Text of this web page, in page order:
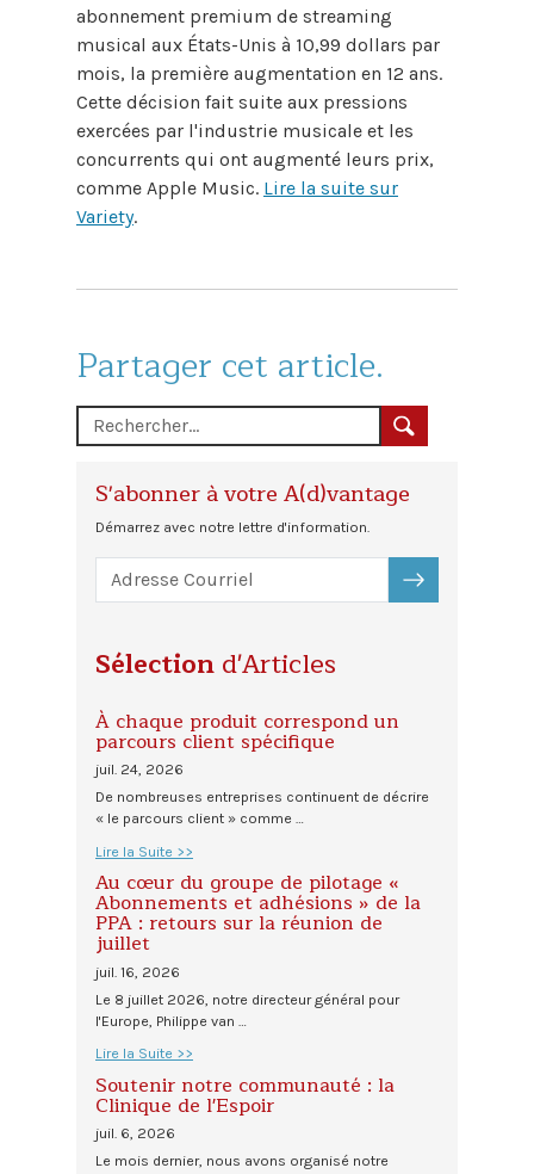
abonnement premium de streaming
musical aux États-Unis à 10,99 dollars par
mois, la première augmentation en 12 ans.
Cette décision fait suite aux pressions
exercées par l'industrie musicale et les
concurrents qui ont augmenté leurs prix,
comme Apple Music. Lire la suite sur
Variety.
Partager cet article.
S'abonner à votre A(d)vantage
Démarrez avec notre lettre d'information.
S'ABONNER
Sélection d'Articles
À chaque produit correspond un
parcours client spécifique
juil. 24, 2026
De nombreuses entreprises continuent de décrire
« le parcours client » comme …
Lire la Suite >>
Au cœur du groupe de pilotage «
Abonnements et adhésions » de la
PPA : retours sur la réunion de
juillet
juil. 16, 2026
Le 8 juillet 2026, notre directeur général pour
l'Europe, Philippe van …
Lire la Suite >>
Soutenir notre communauté : la
Clinique de l'Espoir
juil. 6, 2026
Le mois dernier, nous avons organisé notre